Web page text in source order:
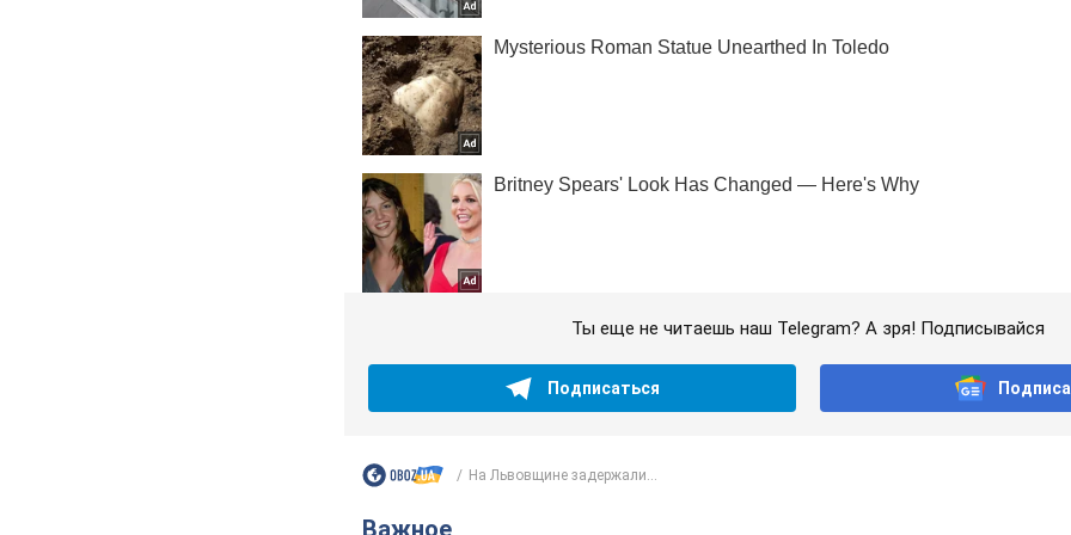
Ты еще не читаешь наш Telegram? А зря! Подписывайся
Подписаться
На Львовщине задержали...
Важное